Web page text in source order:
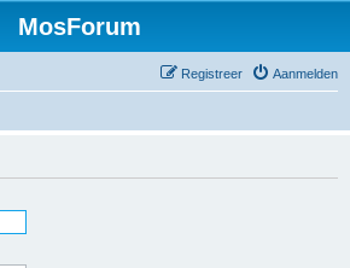
MosForum
Aanmelden
Registreer